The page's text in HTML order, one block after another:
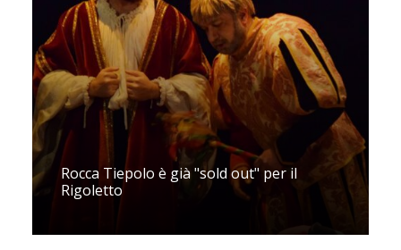
Rocca Tiepolo è già "sold out" per il
Rigoletto